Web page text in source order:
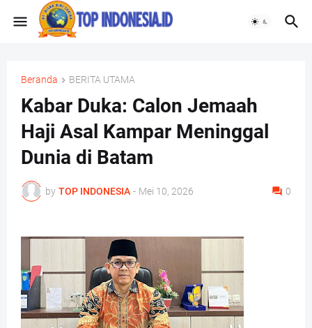
Beranda BERITA UTAMA
Kabar Duka: Calon Jemaah
Haji Asal Kampar Meninggal
Dunia di Batam
by TOP INDONESIA - Mei 10, 2026 0